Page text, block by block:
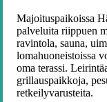
Majoituspaikoissa
palveluita riippuen
ravintola, sauna,
lomahuoneistoissa
oma terassi.
grillauspaikkoja,
retkeilyvarusteita.